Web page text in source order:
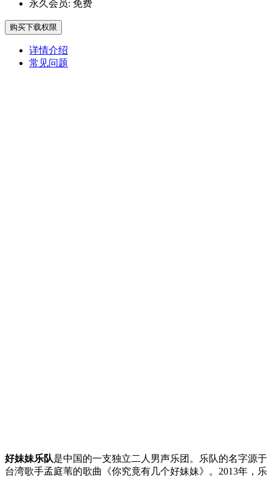
永久会员: 免费
购买下载权限
详情介绍
常见问题
好妹妹乐队是中国的一支独立二人男声乐团。乐队的名字源于
台湾歌手孟庭苇的歌曲《你究竟有几个好妹妹》。2013年，乐